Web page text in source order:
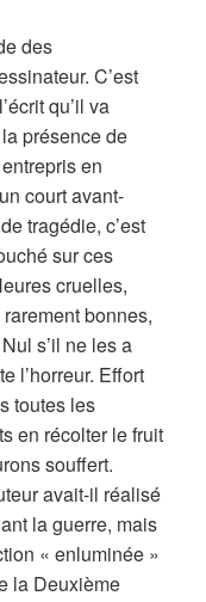
des
C’est
qu’il va
présence de
en
court avant-
tragédie, c’est
sur ces
cruelles,
bonnes,
s’il ne les a
l’horreur. Effort
toutes les
en récolter le fruit
souffert.
avait-il réalisé
la guerre, mais
« enluminée »
la Deuxième